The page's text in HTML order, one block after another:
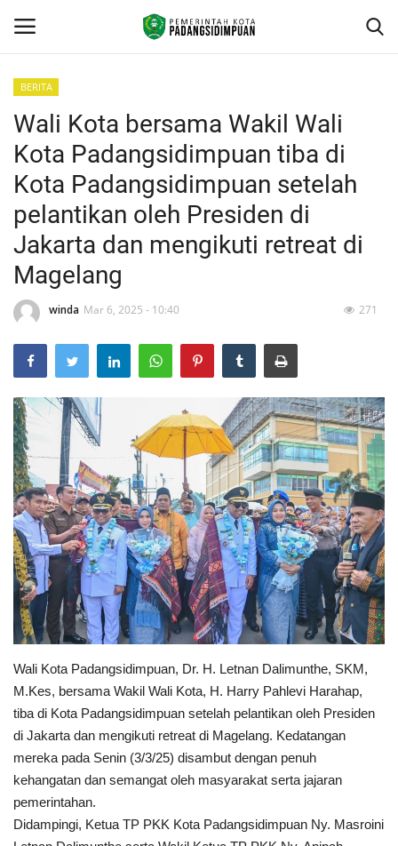
Beranda
KONTAK
Contact
arcgis
PROFILE
GEOGRAFIS DAERAH
DEMOGRAFI
PEMERINTAHAN
SEJARAH
DOKUMENTASI
VISI MISI
OPD
KONTAK
DANA DESA
Language
English INDONESIA INDONESIA
BERITA
Wali Kota bersama Wakil Wali
Kota Padangsidimpuan tiba di
Kota Padangsidimpuan setelah
pelantikan oleh Presiden di
Jakarta dan mengikuti retreat di
Magelang
winda Mar 6, 2025 - 10:40 271
Wali Kota Padangsidimpuan, Dr. H. Letnan Dalimunthe, SKM,
M.Kes, bersama Wakil Wali Kota, H. Harry Pahlevi Harahap,
tiba di Kota Padangsidimpuan setelah pelantikan oleh Presiden
di Jakarta dan mengikuti retreat di Magelang. Kedatangan
mereka pada Senin (3/3/25) disambut dengan penuh
kehangatan dan semangat oleh masyarakat serta jajaran
pemerintahan.
Didampingi, Ketua TP PKK Kota Padangsidimpuan Ny. Masroini